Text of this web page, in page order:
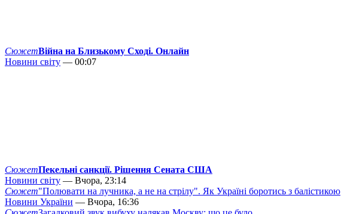
СюжетВійна на Близькому Сході. Онлайн
Новини світу — 00:07
СюжетПекельні санкції. Рішення Сената США
Новини світу — Вчора, 23:14
Сюжет"Полювати на лучника, а не на стрілу". Як Україні боротись з балістикою
Новини України — Вчора, 16:36